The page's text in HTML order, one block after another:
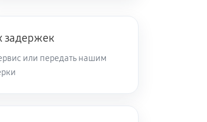
задержек
или передать нашим